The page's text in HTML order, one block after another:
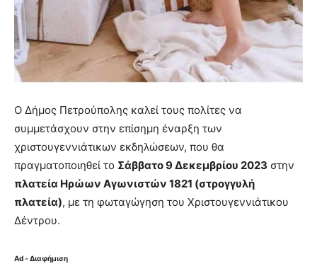
Ο Δήμος Πετρούπολης καλεί τους πολίτες να
συμμετάσχουν στην επίσημη έναρξη των
χριστουγεννιάτικων εκδηλώσεων, που θα
πραγματοποιηθεί το Σάββατο9Δεκεμβρίου 2023 στην
πλατεία Ηρώων Αγωνιστών 1821 (στρογγυλή
πλατεία), με τη φωταγώγηση του Χριστουγεννιάτικου
Δέντρου.
Ad - Διαφήμιση